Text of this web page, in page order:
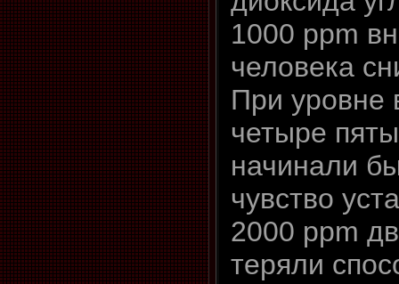
1000 ppm
человека
При уровне
четыре
начинали
чувство
2000 ppm
теряли